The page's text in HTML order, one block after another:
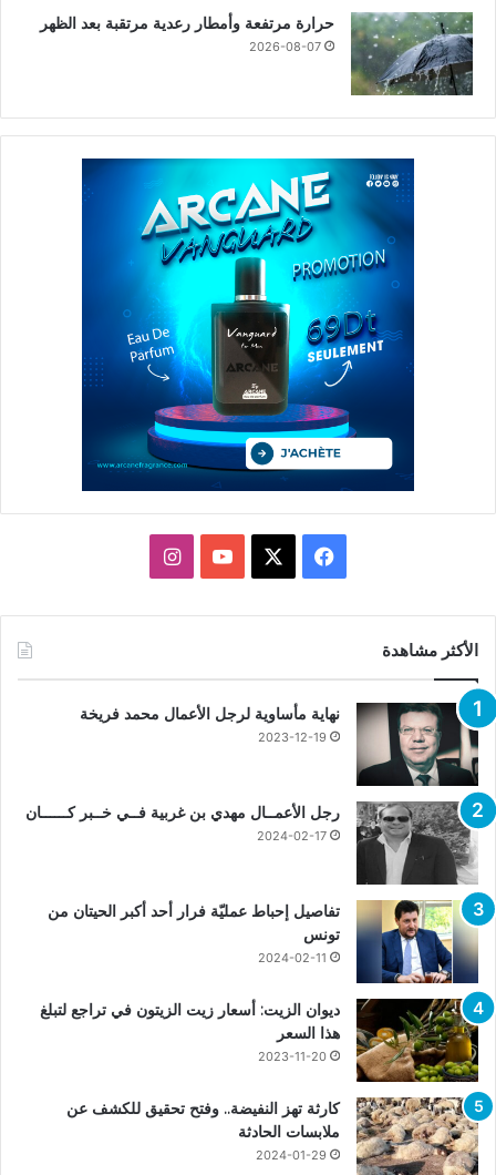
حرارة مرتفعة وأمطار رعدية مرتقبة بعد الظهر
2026-08-07
فيسبوك يوتيوبانستقرام
الأكثر مشاهدة
نهاية مأساوية لرجل الأعمال محمد فريخة
2023-12-19
رجل الأعمــال مهدي بن غربية فــي خــبر كــــــان
2024-02-17
تفاصيل إحباط عمليّة فرار أحد أكبر الحيتان من
تونس
2024-02-11
ديوان الزيت: أسعار زيت الزيتون في تراجع لتبلغ
هذا السعر
2023-11-20
كارثة تهز النفيضة.. وفتح تحقيق للكشف عن
ملابسات الحادثة
2024-01-29